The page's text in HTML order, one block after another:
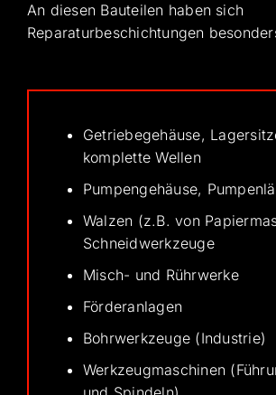
An diesen Bauteilen haben sich
Reparaturbeschichtungen
Getriebegehäuse,
komplette Wellen
Pumpengehäuse,
Walzen (z.B. von
Schneidwerkzeuge
Misch- und Rührwerke
Förderanlagen
Bohrwerkzeuge (Industrie)
Werkzeugmaschinen